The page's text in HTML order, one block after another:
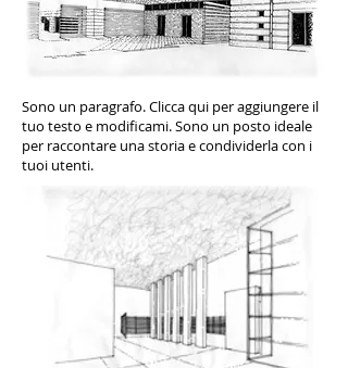
Sono un paragrafo. Clicca qui per aggiungere il
tuo testo e modificami. Sono un posto ideale
per raccontare una storia e condividerla con i
tuoi utenti.